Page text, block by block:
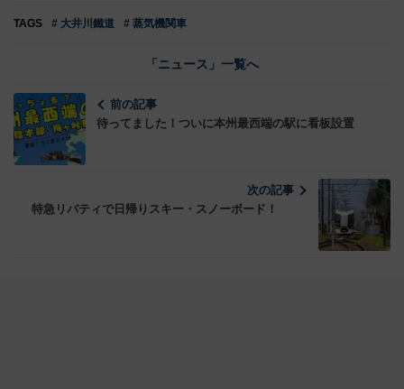
TAGS # 大井川鐵道 # 蒸気機関車
「ニュース」一覧へ
前の記事
待ってました！ついに本州最西端の駅に看板設置
次の記事
特急リバティで日帰りスキー・スノーボード！